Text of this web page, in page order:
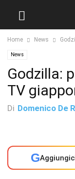
Home News
News
Godzilla:
TV
Di Domenico De
G